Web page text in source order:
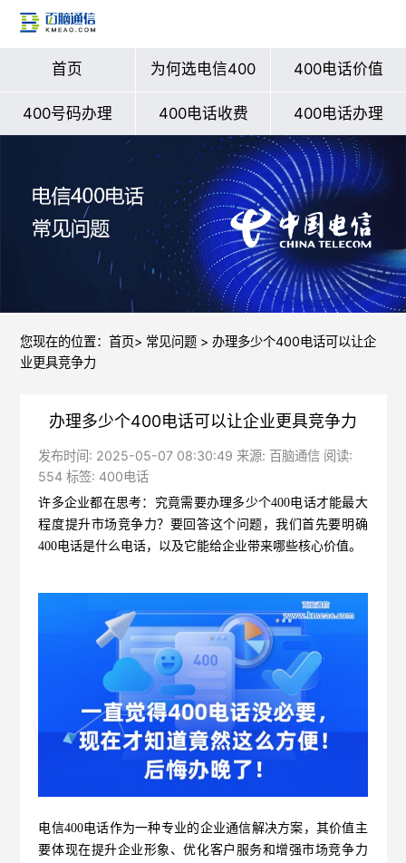
首页 为何选电信400 400电话价值
400号码办理 400电话收费 400电话办理
您现在的位置： 首页> 常见问题> 办理多少个400电话可以让企
业更具竞争力
办理多少个400电话可以让企业更具竞争力
发布时间: 2025-05-07 08:30:49 来源: 百脑通信 阅读:
554 标签: 400电话
许多企业都在思考：究竟需要办理多少个400电话才能最大
程度提升市场竞争力？要回答这个问题，我们首先要明确
400电话是什么电话，以及它能给企业带来哪些核心价值。
电信400电话作为一种专业的企业通信解决方案，其价值主
要体现在提升企业形象、优化客户服务和增强市场竞争力